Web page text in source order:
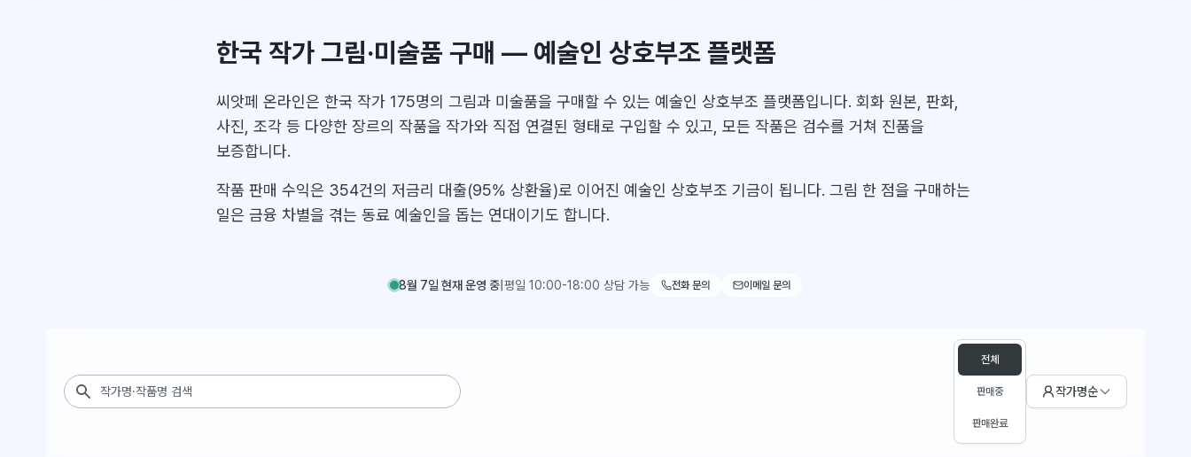
한국 작가 그림·미술품 구매 — 예술인 상호부조 플랫폼
씨앗페 온라인은 한국 작가 175명의 그림과 미술품을 구매할 수 있는 예술인 상호부조 플랫폼입니다. 회화 원본, 판화,
사진, 조각 등 다양한 장르의 작품을 작가와 직접 연결된 형태로 구입할 수 있고, 모든 작품은 검수를 거쳐 진품을
보증합니다.
작품 판매 수익은 354건의 저금리 대출(95% 상환율)로 이어진 예술인 상호부조 기금이 됩니다. 그림 한 점을 구매하는
일은 금융 차별을 겪는 동료 예술인을 돕는 연대이기도 합니다.
8월 7일 현재 운영 중| 평일 10:00-18:00 상담 가능 전화 문의 이메일 문의
작품 검색
판매 상태 필터
전체
판매중
판매완료
작가명순